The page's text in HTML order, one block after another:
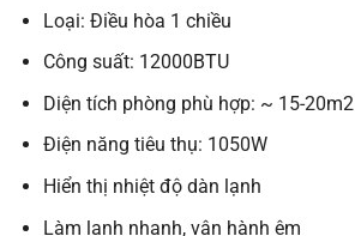
Loại: Điều hòa 1 chiều
Công suất: 12000BTU
Diện tích phòng phù hợp: ~ 15-20m2
Điện năng tiêu thụ: 1050W
Hiển thị nhiệt độ dàn lạnh
Làm lạnh nhanh, vận hành êm